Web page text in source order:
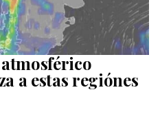
a estas regiónes